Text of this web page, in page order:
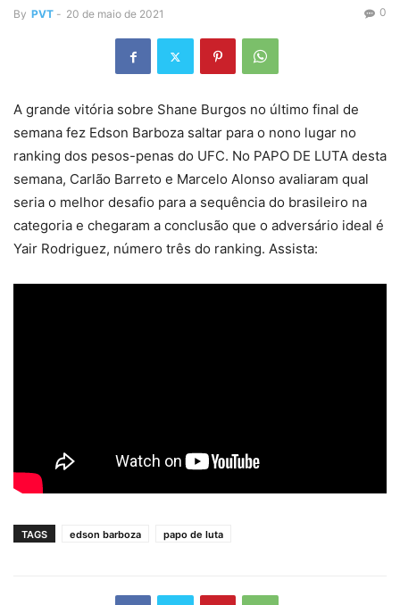
By PVT - 20 de maio de 2021 0
A grande vitória sobre Shane Burgos no último final de
semana fez Edson Barboza saltar para o nono lugar no
ranking dos pesos-penas do UFC. No PAPO DE LUTA desta
semana, Carlão Barreto e Marcelo Alonso avaliaram qual
seria o melhor desafio para a sequência do brasileiro na
categoria e chegaram a conclusão que o adversário ideal é
Yair Rodriguez, número três do ranking. Assista:
TAGS edson barboza papo de luta